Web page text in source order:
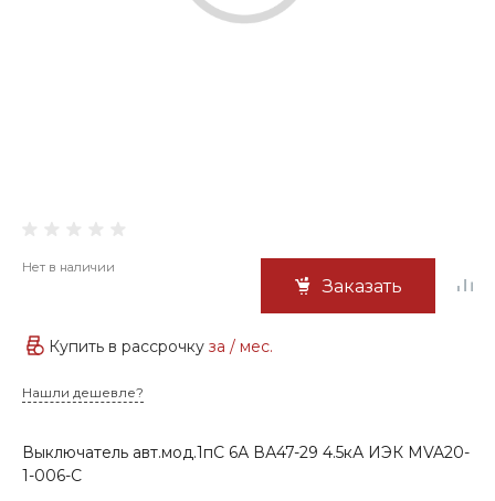
Нет в наличии
Заказать
Купить в рассрочку за / мес.
Нашли дешевле?
Выключатель авт.мод.1пС 6А ВА47-29 4.5кА ИЭК MVA20-
1-006-С